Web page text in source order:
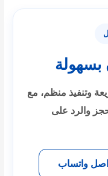
بسهولة
وتنفيذ منظم، مع
والرد على
واتساب